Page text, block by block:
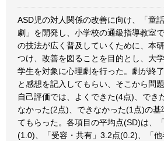
ASD児の対人関係の改善に向け、「童
劇」を開発し、小学校の通級指導教室
の技法が広く普及していくために、本
つけ、改善を図ることを目的とし、大
学生を対象に心理劇を行った。劇が終
と感想を記入してもらい、そこから問題
自己評価では、よくできた(4点)、でき
なかった(2点)、できなかった(1点)の基
てもらった。各項目の平均点(SD)は、
(1.0)、「受容・共有」3.2点(0.2)、「